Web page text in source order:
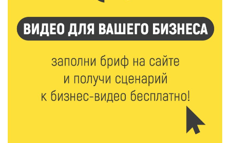
Тверские «Романтики» покорили Витебск своей
хореографией